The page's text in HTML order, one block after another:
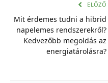
ELŐZŐ
Mit érdemes tudni a hibrid
napelemes rendszerekről?
Kedvezőbb megoldás az
energiatárolásra?